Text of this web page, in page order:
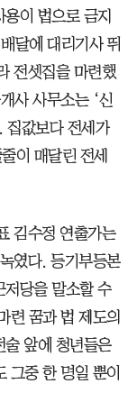
이 법으로 금지
달에 대리기사 뛰
전셋집을 마련했
사 사무소는 ‘신
집값보다 전세가
이 매달린 전세
김수정 연출가는
였다. 등기부등본
저당을 말소할 수
련 꿈과 법 제도의
술 앞에 청년들은
그중 한 명일 뿐이